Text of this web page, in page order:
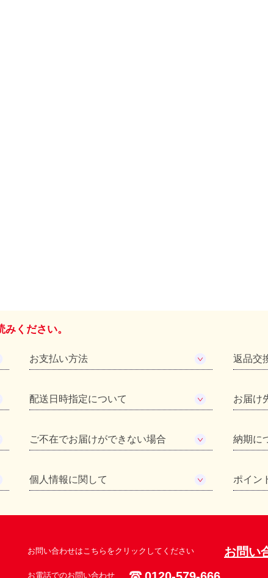
ください。
お支払い方法 返品交
配送日時指定について お届け
ご不在でお届けができない場合 納期に
個人情報に関して ポイン
お問い合わせはこちらをクリックしてください お問い
お電話でのお問い合わせ